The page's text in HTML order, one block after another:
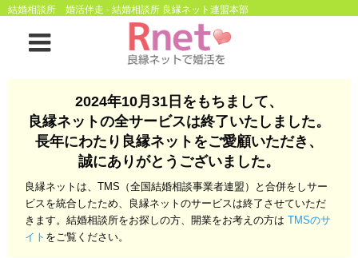
良縁ネットとは
お金のこと
会社概要
よくある質問
結婚相談所 婚活伴走 - 結婚相談所 良縁ネット連盟本部
2024年10月31日をもちまして、
良縁ネットの全サービスは終了いたしました。
長年にわたり良縁ネットをご愛顧いただき、
誠にありがとうございました。
良縁ネットは、TMS（全国結婚相談事業者連盟）と合併をしサー
ビスを統合したため、良縁ネットのサービスは終了させていただ
きます。結婚相談所をお探しの方、開業をお考えの方はTMSのサ
イト をご覧ください。